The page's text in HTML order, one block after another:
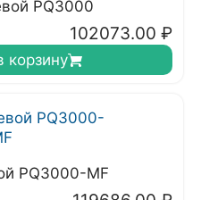
PQ3000
102073.00 ₽
корзину
PQ3000-MF